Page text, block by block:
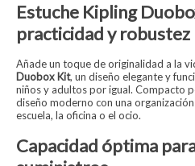
Estuche Kipling
practicidad y robustez
Añade un toque de originalidad a la
Duobox Kit, un diseño elegante y
niños y adultos por igual. Compacto
diseño moderno con una
escuela, la oficina o el ocio.
Capacidad óptima